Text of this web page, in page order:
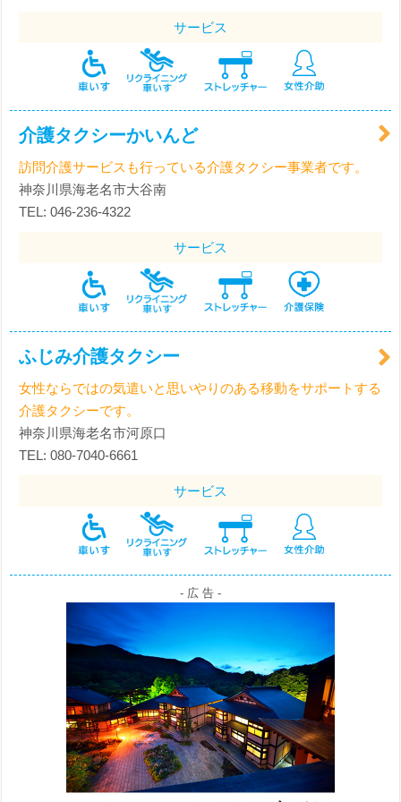
サービス
介護タクシーかいんど
訪問介護サービスも行っている介護タクシー事業者です。
神奈川県海老名市大谷南
TEL: 046-236-4322
サービス
ふじみ介護タクシー
女性ならではの気遣いと思いやりのある移動をサポートする
介護タクシーです。
神奈川県海老名市河原口
TEL: 080-7040-6661
サービス
- 広 告 -